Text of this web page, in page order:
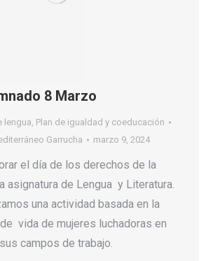
8 Marzo
lengua, Plan de igualdad y coeducación
Garrucha marzo 9, 2024
el día de los derechos de la
asignatura de Lengua y Literatura.
una actividad basada en la
vida de mujeres luchadoras en
campos de trabajo.